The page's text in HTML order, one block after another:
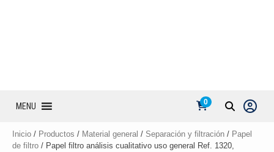
MENU 0
Inicio / Productos / Material general / Separación y filtración / Papel
de filtro / Papel filtro análisis cualitativo uso general Ref. 1320,